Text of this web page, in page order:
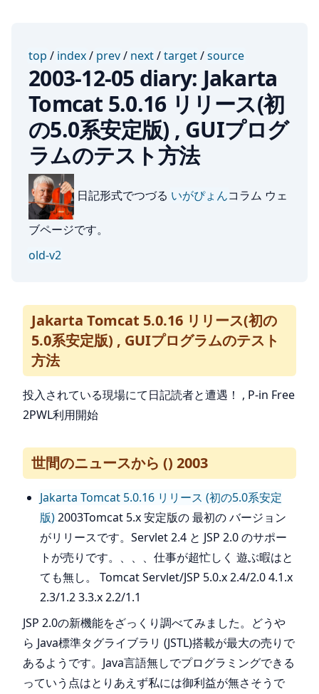
top / index/ prev/ next/target/source
2003-12-05 diary: Jakarta
Tomcat 5.0.16 リリース(初
の5.0系安定版) , GUIプログ
ラムのテスト方法
日記形式でつづる いがぴょんコラム ウェ
ブページです。
old-v2
Jakarta Tomcat 5.0.16 リリース(初の
5.0系安定版) , GUIプログラムのテスト
方法
投入されている現場にて日記読者と遭遇！ , P-in Free
2PWL利用開始
世間のニュースから () 2003
Jakarta Tomcat 5.0.16 リリース (初の5.0系安定
版)2003Tomcat 5.x 安定版の 最初の バージョン
がリリースです。Servlet 2.4 と JSP 2.0 のサポー
トが売りです。、、、仕事が超忙しく 遊ぶ暇はと
ても無し。 Tomcat Servlet/JSP 5.0.x 2.4/2.0 4.1.x
2.3/1.2 3.3.x 2.2/1.1
JSP 2.0の新機能をざっくり調べてみました。どうや
ら Java標準タグライブラリ (JSTL)搭載が最大の売りで
あるようです。Java言語無しでプログラミングできる
っていう点はとりあえず私には御利益が無さそうで